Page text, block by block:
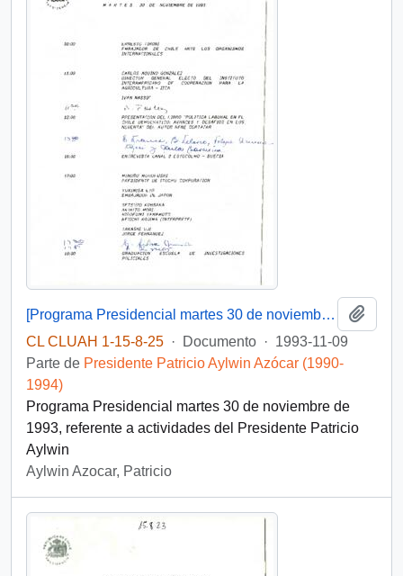
[Programa Presidencial martes 30 de noviembre de 1993 ]
CL CLUAH 1-15-8-25 · Documento · 1993-11-09
Parte de Presidente Patricio Aylwin Azócar (1990-
1994)
Programa Presidencial martes 30 de noviembre de
1993, referente a actividades del Presidente Patricio
Aylwin
Aylwin Azocar, Patricio